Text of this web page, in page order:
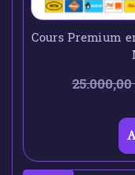
Cours Premium